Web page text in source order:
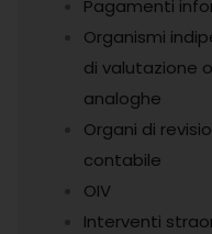
Pagamenti
Organismi
di valutazione
analoghe
Organi di
contabile
OIV
Interventi